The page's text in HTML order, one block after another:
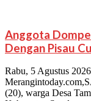
Anggota
Dengan Pisau
Rabu, 5 Agustus 2026
(20), warga Desa